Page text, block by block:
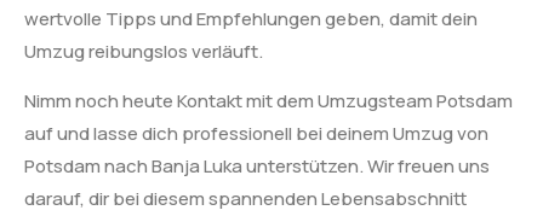
wertvolle Tipps und Empfehlungen geben, damit dein
Umzug reibungslos verläuft.
Nimm noch heute Kontakt mit dem Umzugsteam Potsdam
auf und lasse dich professionell bei deinem Umzug von
Potsdam nach Banja Luka unterstützen. Wir freuen uns
darauf, dir bei diesem spannenden Lebensabschnitt